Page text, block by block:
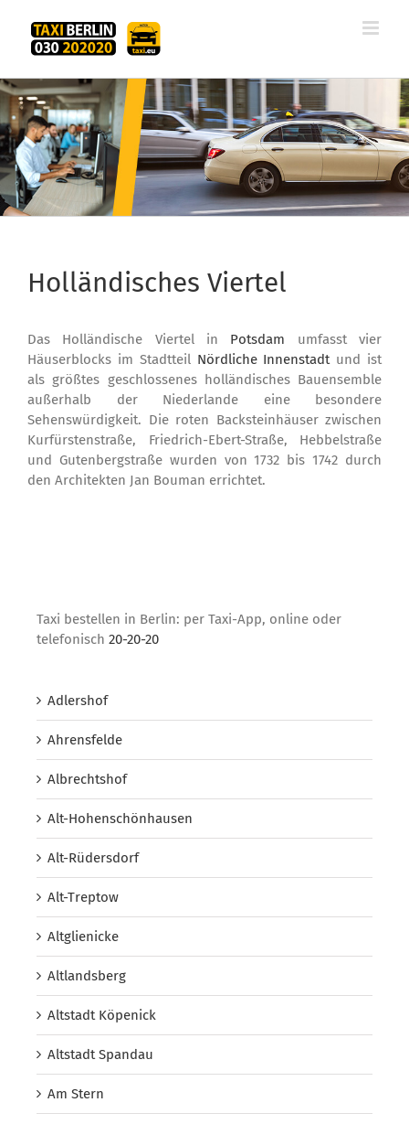
Inhalt
springen
Holländisches Viertel
Das Holländische Viertel in Potsdam umfasst vier
Häuserblocks im Stadtteil Nördliche Innenstadtund ist
als größtes geschlossenes holländisches Bauensemble
außerhalb der Niederlande eine besondere
Sehenswürdigkeit. Die roten Backsteinhäuser zwischen
Kurfürstenstraße, Friedrich-Ebert-Straße, Hebbelstraße
und Gutenbergstraße wurden von 1732 bis 1742 durch
den Architekten Jan Bouman errichtet.
Taxi bestellen in Berlin: per Taxi-App, online oder
telefonisch 20-20-20
Adlershof
Ahrensfelde
Albrechtshof
Alt-Hohenschönhausen
Alt-Rüdersdorf
Alt-Treptow
Altglienicke
Altlandsberg
Altstadt Köpenick
Altstadt Spandau
Am Stern